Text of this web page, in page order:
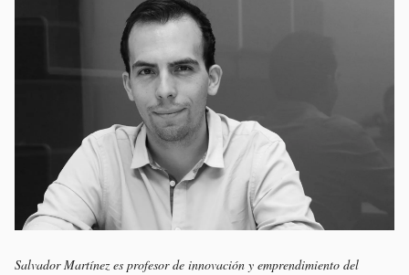
Salvador Martínez es profesor de innovación y emprendimiento del